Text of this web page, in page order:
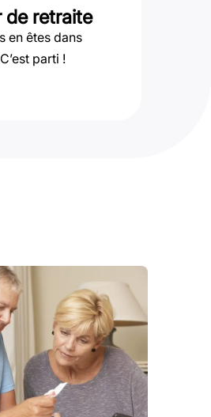
de retraite
en êtes dans
parti !